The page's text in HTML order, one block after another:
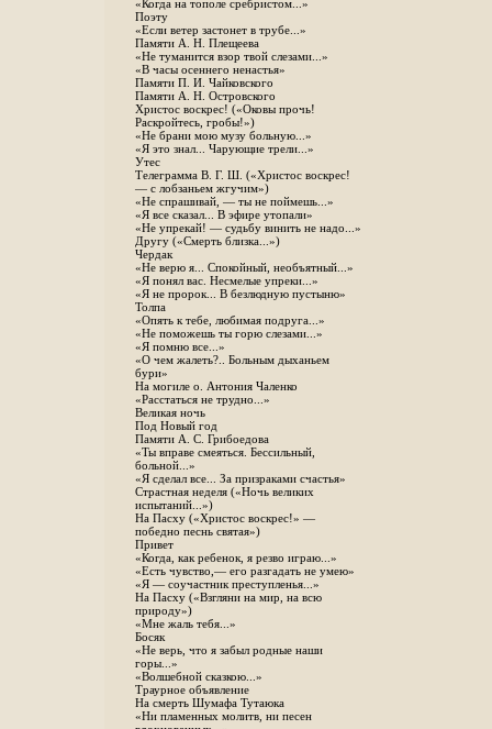
«Когда на тополе сребристом...»
Поэту
«Если ветер застонет в трубе...»
Памяти А. Н. Плещеева
«Не туманится взор твой слезами...»
«В часы осеннего ненастья»
Памяти П. И. Чайковского
Памяти А. Н. Островского
Христос воскрес! («Оковы прочь!
Раскройтесь, гробы!»)
«Не брани мою музу больную...»
«Я это знал... Чарующие трели...»
Утес
Телеграмма В. Г. Ш. («Христос воскрес!
— с лобзаньем жгучим»)
«Не спрашивай, — ты не поймешь...»
«Я все сказал... В эфире утопали»
«Не упрекай! — судьбу винить не надо...»
Другу («Смерть близка...»)
Чердак
«Не верю я... Спокойный, необъятный...»
«Я понял вас. Несмелые упреки...»
«Я не пророк... В безлюдную пустыню»
Толпа
«Опять к тебе, любимая подруга...»
«Не поможешь ты горю слезами...»
«Я помню все...»
«О чем жалеть?.. Больным дыханьем
бури»
На могиле о. Антония Чаленко
«Расстаться не трудно...»
Великая ночь
Под Новый год
Памяти А. С. Грибоедова
«Ты вправе смеяться. Бессильный,
больной...»
«Я сделал все... За призраками счастья»
Страстная неделя («Ночь великих
испытаний...»)
На Пасху («Христос воскрес!» —
победно песнь святая»)
Привет
«Когда, как ребенок, я резво играю...»
«Есть чувство,— его разгадать не умею»
«Я — соучастник преступленья...»
На Пасху («Взгляни на мир, на всю
природу»)
«Мне жаль тебя...»
Босяк
«Не верь, что я забыл родные наши
горы...»
«Волшебной сказкою...»
Траурное объявление
На смерть Шумафа Тутаюка
«Ни пламенных молитв, ни песен